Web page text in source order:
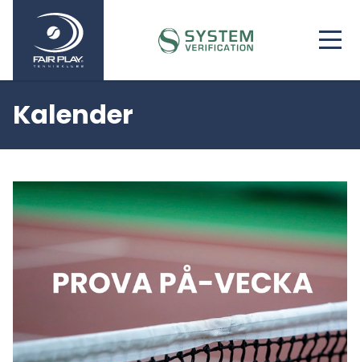
Kalender